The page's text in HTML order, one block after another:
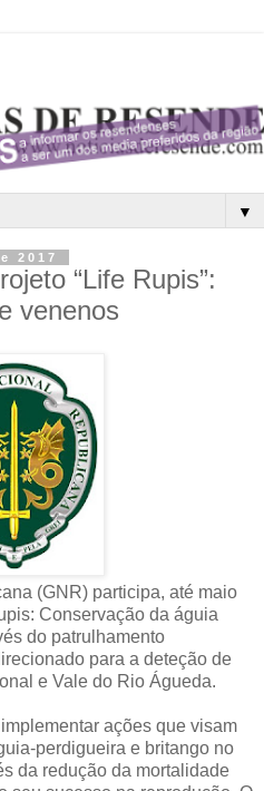
▼
2017
“Life Rupis”:
venenos
(GNR) participa, até maio
Conservação da águia
do patrulhamento
para a deteção de
e Vale do Rio Águeda.
ações que visam
perdigueira e britango no
da redução da mortalidade